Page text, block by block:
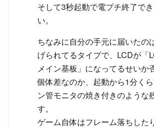
そして3秒起動で電プチ終了で
い。
ちなみに自分の手元に届いたの
げられてるタイプで、LCDが「
メイン基板」になってるせいか
個体差なのか、起動から1分く
ン管モニタの焼き付きのような
す。
ゲーム自体はフレーム落ちした